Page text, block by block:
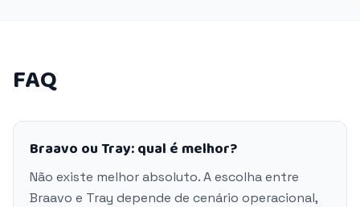
FAQ
Braavo ou Tray: qual é melhor?
Não existe melhor absoluto. A escolha entre
Braavo e Tray depende de cenário operacional,